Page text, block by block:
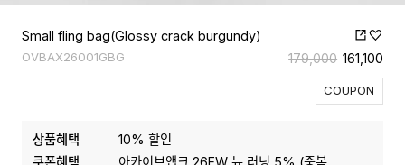
Small fling bag(Glossy crack burgundy)
OVBAX26001GBG 179,000 161,100
COUPON
상품혜택 10% 할인